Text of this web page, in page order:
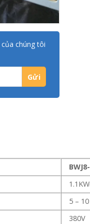
của chúng tôi
5 –
380V